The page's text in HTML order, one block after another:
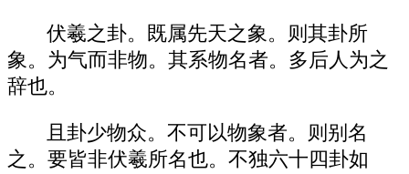
伏羲之卦。既属先天之象。则其卦所
象。为气而非物。其系物名者。多后人为之
辞也。
且卦少物众。不可以物象者。则别名
之。要皆非伏羲所名也。不独六十四卦如